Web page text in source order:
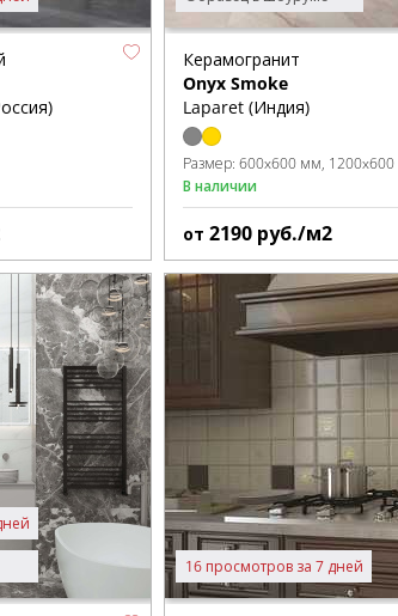
Керамогранит
Onyx Smoke
Laparet (Индия)
Размер:600x600 мм
В наличии
от2190 руб./м2
16 просмотров за 7 дней